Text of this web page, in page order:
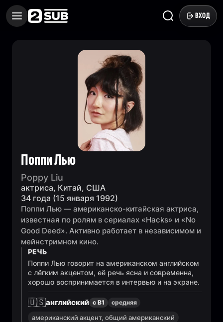
ВХОД
Поппи Лью
Poppy Liu
актриса, Китай, США
34 года (15 января 1992)
Поппи Лью — американско-китайская актриса,
известная по ролям в сериалах «Hacks» и «No
Good Deed». Активно работает в независимом и
мейнстримном кино.
РЕЧЬ
Поппи Лью говорит на американском английском
с лёгким акцентом, её речь ясна и современна,
хорошо воспринимается в интервью и на экране.
🇺🇸английский с B1 средняя
американский акцент, общий американский